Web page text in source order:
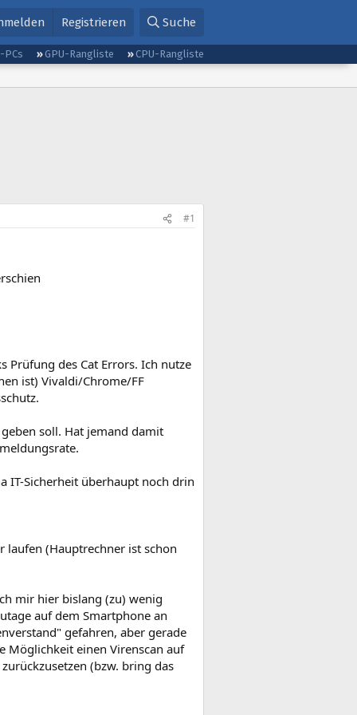
Registrieren Suche
PCs GPU-Rangliste
CPU-Rangliste
#1
Prüfung des Cat Errors. Ich nutze
ist) Vivaldi/Chrome/FF
soll. Hat jemand damit
IT-Sicherheit überhaupt noch drin
laufen (Hauptrechner ist schon
mir hier bislang (zu) wenig
auf dem Smartphone an
gefahren, aber gerade
Möglichkeit einen Virenscan auf
(bzw. bring das